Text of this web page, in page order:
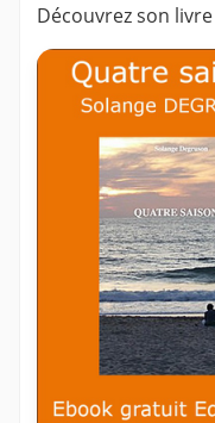
Découvrez son